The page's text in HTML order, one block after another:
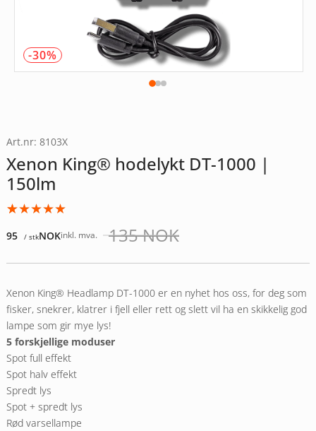
-30%
Art.nr: 8103X
Xenon King® hodelykt DT-1000 |
150lm
av 5
kundevurderinger
135NOK
Opprinnelig
135 NOK.
95 / stkNOK
Nåværende
95 NOK.
inkl. mva.
Xenon King® Headlamp DT-1000 er en nyhet hos oss, for deg som
fisker, snekrer, klatrer i fjell eller rett og slett vil ha en skikkelig god
lampe som gir mye lys!
5 forskjellige moduser
Spot full effekt
Spot halv effekt
Spredt lys
Spot + spredt lys
Rød varsellampe